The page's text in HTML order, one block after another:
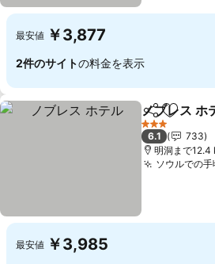
最安値 ￥3,877
2件のサイトの料金を表示
シェアお気に
ノブレス ホ
3 ホテルのランク
6.1
733
明洞まで12.4
ソウルでの
最安値 ￥3,985